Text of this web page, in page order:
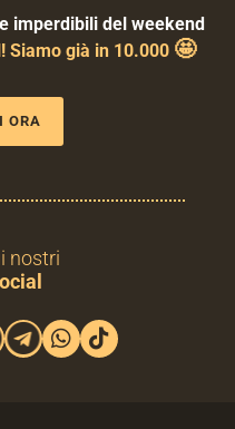
imperdibili del weekend
Siamo già in 10.000 🤩
ORA
nostri